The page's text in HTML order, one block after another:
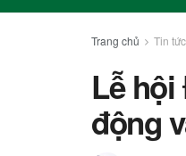
Trang chủ Tin tức
Lễ hội
động